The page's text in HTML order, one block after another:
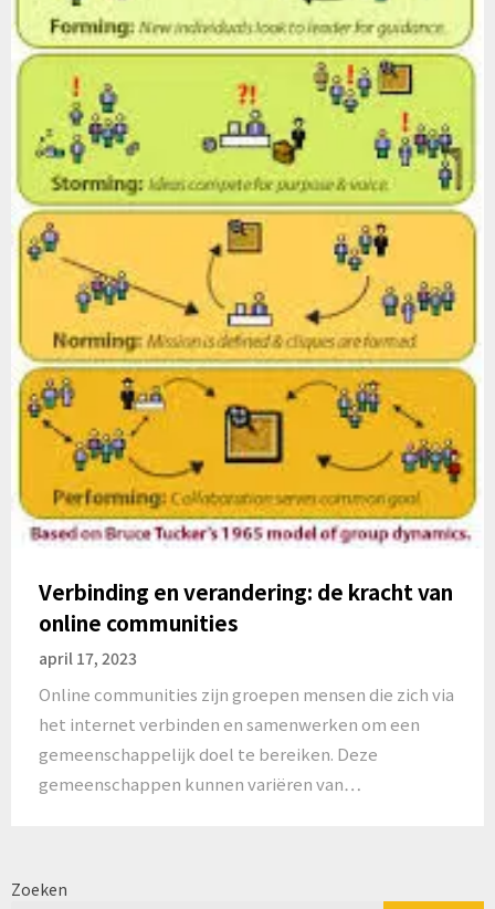
Verbinding en verandering: de kracht van
online communities
april 17, 2023
Online communities zijn groepen mensen die zich via
het internet verbinden en samenwerken om een
gemeenschappelijk doel te bereiken. Deze
gemeenschappen kunnen variëren van…
Zoeken